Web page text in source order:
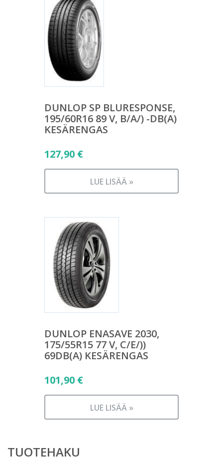
DUNLOP SP BLURESPONSE,
195/60R16 89 V, B/A/) -DB(A)
KESÄRENGAS
127,90 €
LUE LISÄÄ »
DUNLOP ENASAVE 2030,
175/55R15 77 V, C/E/))
69DB(A) KESÄRENGAS
101,90 €
LUE LISÄÄ »
TUOTEHAKU